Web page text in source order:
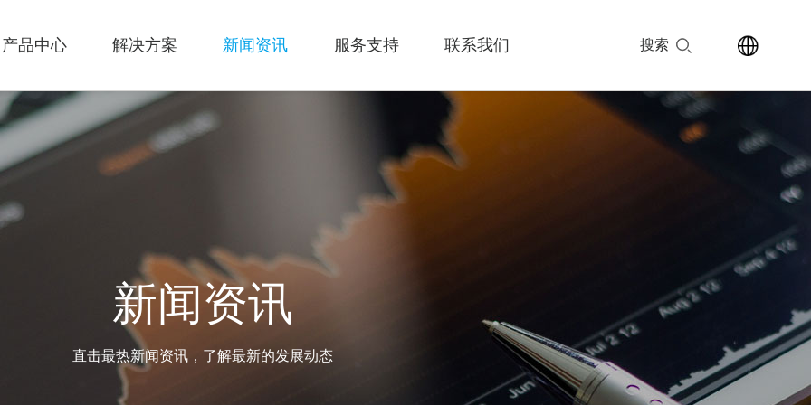
搜索
产品中心 解决方案 新闻资讯 服务支持 联系我们
新闻资讯
直击最热新闻资讯，了解最新的发展动态